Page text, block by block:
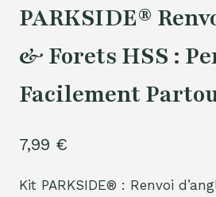
PARKSIDE®
& Forets HSS :
Facilement
7,99 €
Kit PARKSIDE® : Renvoi